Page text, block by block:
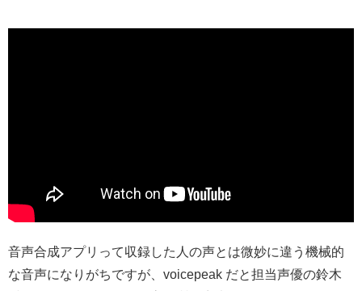
音声合成アプリって収録した人の声とは微妙に違う機械的
な音声になりがちですが、voicepeak だと担当声優の鈴木